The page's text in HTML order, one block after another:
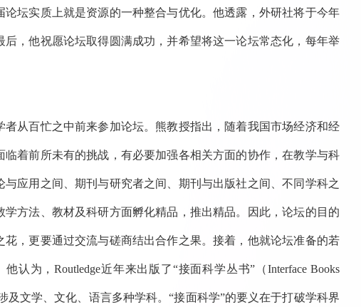
坛实质上就是资源的一种整合与优化。他透露，外研社将于今年
，他祝愿论坛取得圆满成功，并希望将这一论坛常态化，每年举
从百忙之中前来参加论坛。熊教授指出，随着我国市场经济和经
着前所未有的挑战，有必要加强各相关方面的协作，在教学与科
应用之间、期刊与研究者之间、期刊与出版社之间、不同学科之
方法、教材及科研方面孵化精品，推出精品。因此，论坛的目的
，更要通过交流与磋商结出合作之果。接着，他就论坛准备的若
为，Routledge近年来出版了“接面科学丛书”（Interface Books
文学、文化、语言多种学科。“接面科学”的要义在于打破学科界